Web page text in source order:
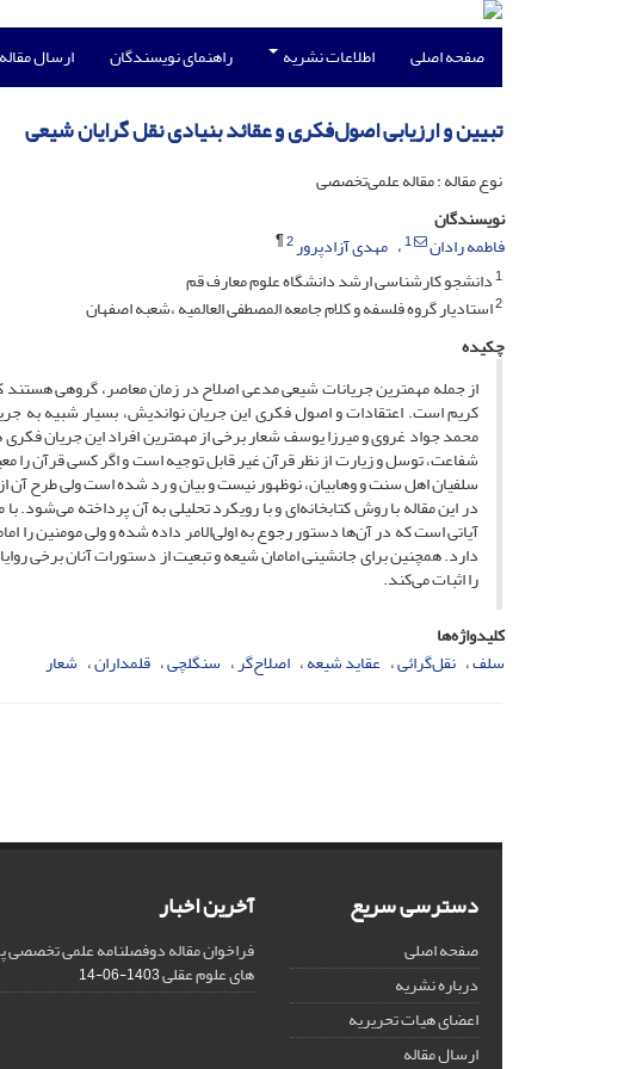
صفحه اصلی اطلاعات نشریه راهنمای نویسندگان ارسال مقاله
تبیین و ارزیابی اصول‌فکری و عقائد بنیادی نقل گرایان شیعی
نوع مقاله : مقاله علمی‌تخصصی
نویسندگان
فاطمه رادان
1 مهدی آزادپرور2
¶
1دانشجو کارشناسی ارشد دانشگاه علوم معارف قم
2استادیار گروه فلسفه و کلام جامعه المصطفی العالمیه ،شعبه اصفهان
چکیده
از جمله مهمترین جریانات شیعی مدعی اصلاح در زمان معاصر، گروهی هستند که
کریم است. اعتقادات و اصول فکری این جریان نواندیش، بسیار شبیه به
محمد جواد غروی و میرزا یوسف شعار برخی از مهمترین افراد این جریان
شفاعت، توسل و زیارت از نظر قرآن غیر قابل توجیه است و اگر کسی قرآن را
سلفیان اهل سنت و وهابیان، نوظهور نیست و بیان و رد شده است ولی طرح آن
در این مقاله با روش کتابخانه‌ای و با رویکرد تحلیلی به آن پرداخته
آیاتی است که در آن‌ها دستور رجوع به اولی‌الامر داده شده و ولی مومنین را
دارد. همچنین برای جانشینی امامان شیعه و تبعیت از دستورات آنان برخی
را اثبات می‌کند.
کلیدواژه‌ها
سلف نقل‌گرائی عقاید شیعه اصلاح‌گر سنگلچی قلمداران شعار
دسترسی سریع
صفحه اصلی
درباره نشریه
اعضای هیات تحریریه
ارسال مقاله
آخرین اخبار
فراخوان مقاله دوفصلنامه علمی
های علوم عقلی1403-06-14